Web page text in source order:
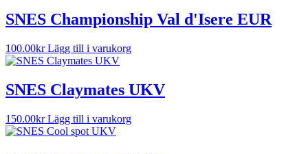
SNES Championship Val d'Isere EUR
100.00kr Lägg till i varukorg
SNES Claymates UKV
150.00kr Lägg till i varukorg